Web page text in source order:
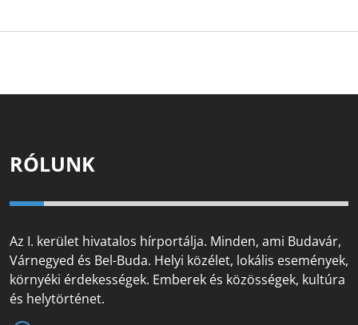
RÓLUNK
Az I. kerület hivatalos hírportálja. Minden, ami Budavár,
Várnegyed és Bel-Buda. Helyi közélet, lokális események,
környéki érdekességek. Emberek és közösségek, kultúra
és helytörténet.